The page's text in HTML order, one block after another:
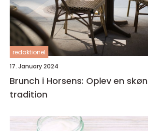
redaktionel
17. January 2024
Brunch i Horsens: Oplev en
tradition